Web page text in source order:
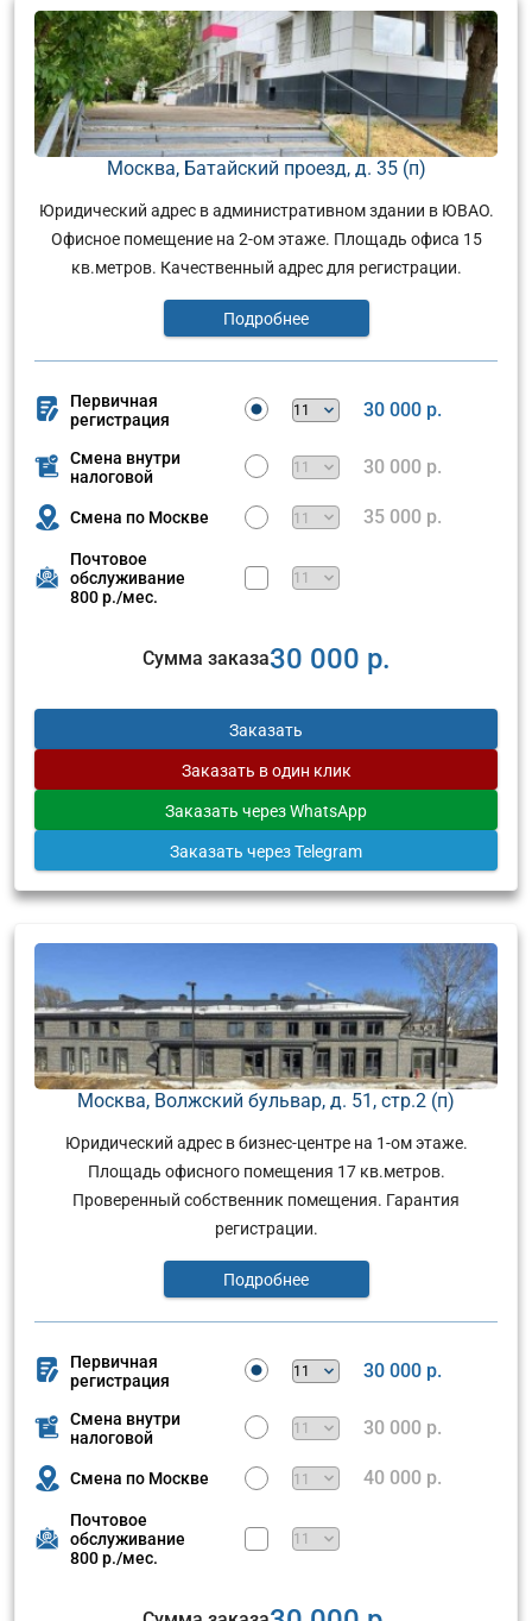
Москва, Батайский проезд, д. 35 (п)
Юридический адрес в административном здании в ЮВАО.
Офисное помещение на 2-ом этаже. Площадь офиса 15
кв.метров. Качественный адрес для регистрации.
Подробнее
Первичная
регистрация
30 000 р.
Смена внутри
налоговой
30 000 р.
Смена по Москве 35 000 р.
Почтовое
обслуживание
800 р./мес.
Сумма заказа30 000 р.
Заказать
Заказать в один клик
Заказать через WhatsApp
Заказать через Telegram
Москва, Волжский бульвар, д. 51, стр.2 (п)
Юридический адрес в бизнес-центре на 1-ом этаже.
Площадь офисного помещения 17 кв.метров.
Проверенный собственник помещения. Гарантия
регистрации.
Подробнее
Первичная
регистрация
30 000 р.
Смена внутри
налоговой
30 000 р.
Смена по Москве 40 000 р.
Почтовое
обслуживание
800 р./мес.